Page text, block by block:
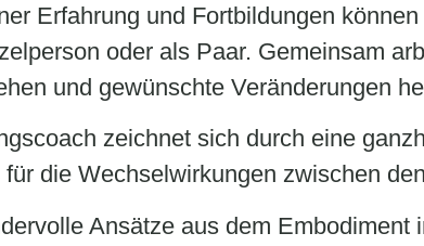
Erfahrung und Fortbildungen
oder als Paar. Gemeinsam
und gewünschte Veränderungen
zeichnet sich durch eine
die Wechselwirkungen zwischen
Ansätze aus dem Embodiment